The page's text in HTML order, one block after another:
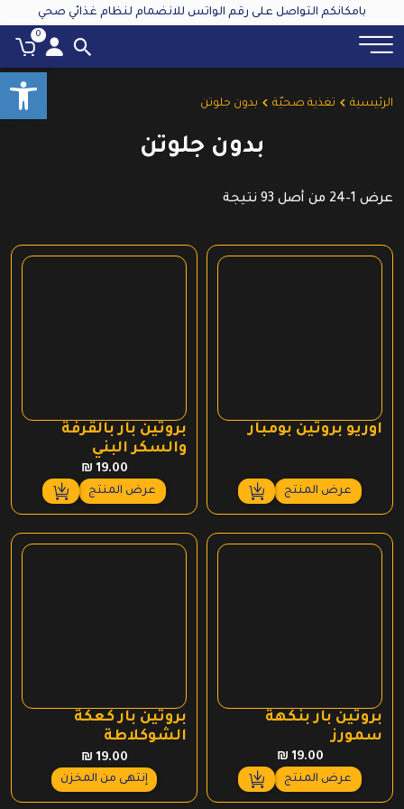
بامكانكم التواصل على رقم الواتس للانضمام لنظام غذائي صحي
0
الرئيسية تغذية صحيّة بدون جلوتن
بدون جلوتن
عرض 1–24 من أصل 93 نتيجة
اوريو بروتين بومبار
عرض المنتج
بروتين بار بالقرفة
والسكر البني
₪ 19.00
عرض المنتج
بروتين بار بنكهة
سمورز
₪ 19.00
عرض المنتج
بروتين بار كعكة
الشوكلاطة
₪ 19.00
إنتهى من المخزن